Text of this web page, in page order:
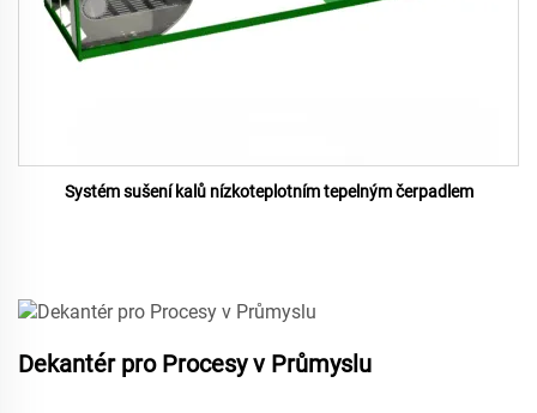
Systém sušení kalů nízkoteplotním tepelným čerpadlem
Dekantér pro Procesy v Průmyslu